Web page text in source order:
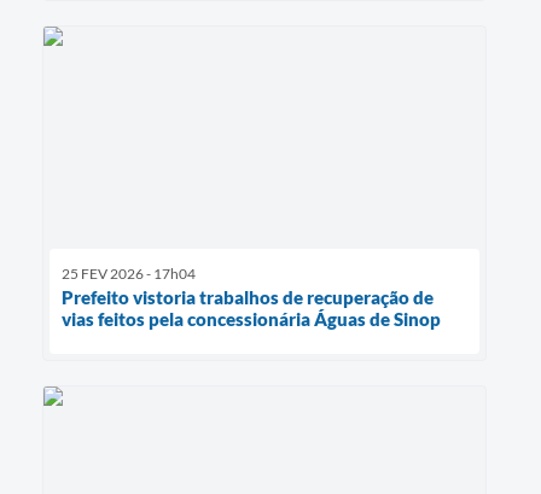
25 FEV 2026 - 17h04
Prefeito vistoria trabalhos de recuperação de
vias feitos pela concessionária Águas de Sinop